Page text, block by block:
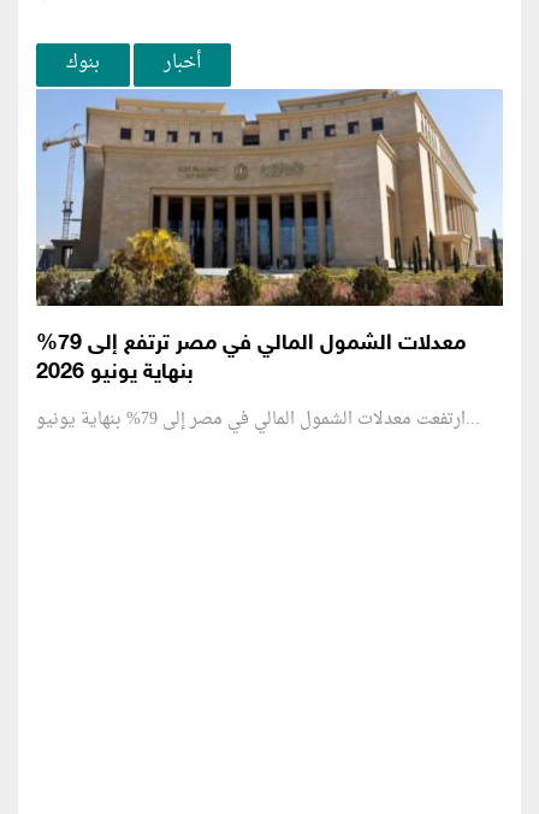
أخبار بنوك
معدلات الشمول المالي في مصر ترتفع إلى 79%
بنهاية يونيو 2026
ارتفعت معدلات الشمول المالي في مصر إلى 79% بنهاية يونيو...